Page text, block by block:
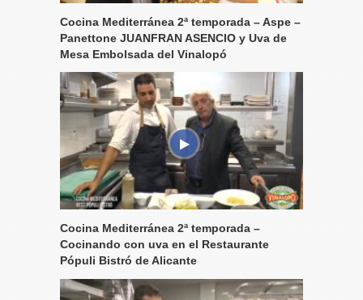
Cocina Mediterránea 2ª temporada – Aspe –
Panettone JUANFRAN ASENCIO y Uva de
Mesa Embolsada del Vinalopó
Cocina Mediterránea 2ª temporada –
Cocinando con uva en el Restaurante
Pópuli Bistró de Alicante